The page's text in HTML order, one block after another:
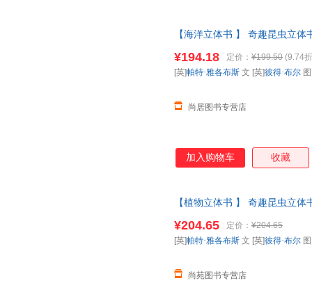
【海洋立体书 】 奇趣昆虫立
请放心下单，本店所有商品均
¥194.18 定价： ¥199.50 (9.74
尚居图书专营店
[英]帕特·雅各布斯 文 [英]彼得·布尔
加入购物车 收藏
【植物立体书 】 奇趣昆虫立
【让您无忧购物】
¥204.65 定价： ¥204.65
尚苑图书专营店
[英]帕特·雅各布斯 文 [英]彼得·布尔